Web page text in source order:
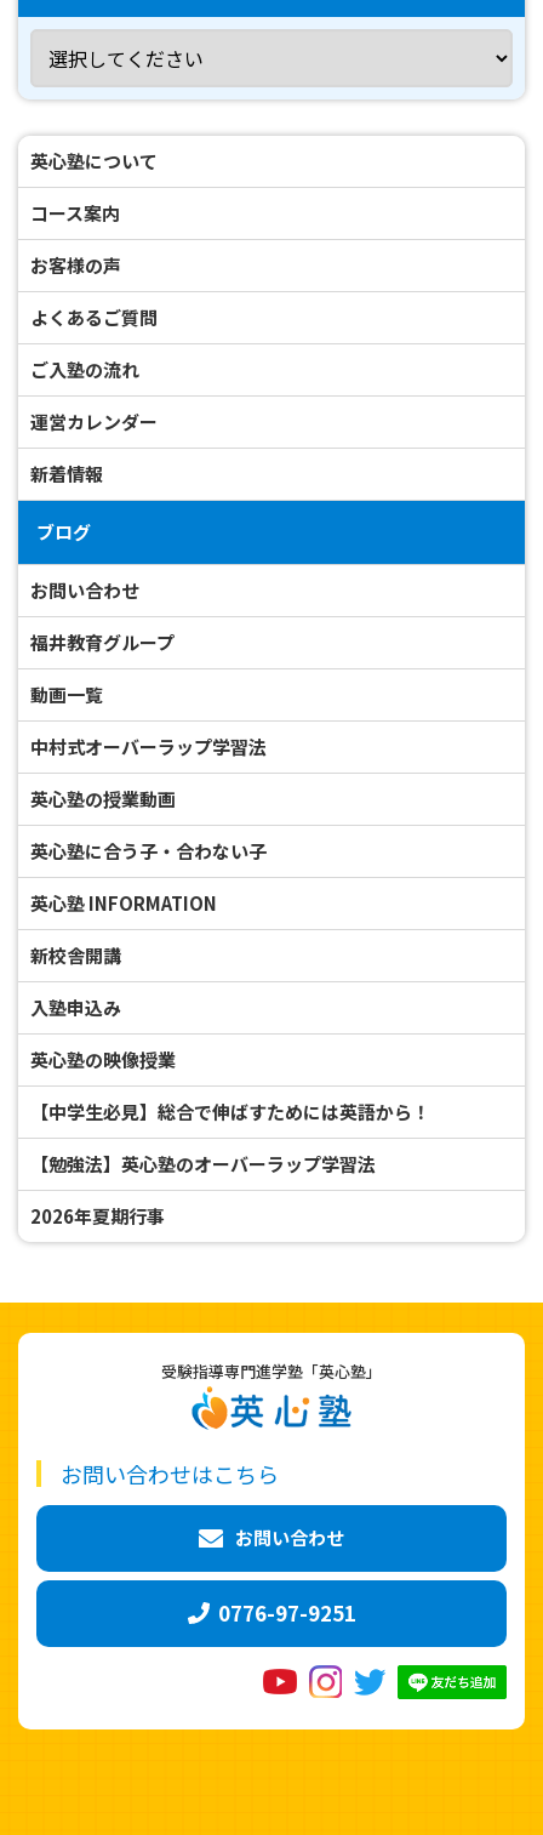
英心塾について
コース案内
お客様の声
よくあるご質問
ご入塾の流れ
運営カレンダー
新着情報
ブログ
お問い合わせ
福井教育グループ
動画一覧
中村式オーバーラップ学習法
英心塾の授業動画
英心塾に合う子・合わない子
英心塾 INFORMATION
新校舎開講
入塾申込み
英心塾の映像授業
【中学生必見】総合で伸ばすためには英語から！
【勉強法】英心塾のオーバーラップ学習法
2026年夏期行事
受験指導専門進学塾「英心塾」
お問い合わせはこちら
お問い合わせ
0776-97-9251